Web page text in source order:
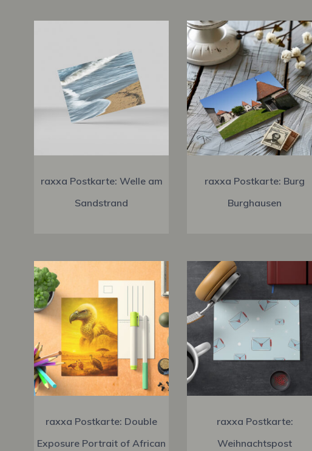
raxxa Postkarte: Welle am
Sandstrand
raxxa Postkarte: Burg
Burghausen
raxxa Postkarte: Double
Exposure Portrait of African
raxxa Postkarte:
Weihnachtspost